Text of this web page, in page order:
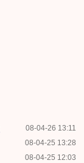
08-04-26 13:11
08-04-25 13:28
08-04-25 12:03